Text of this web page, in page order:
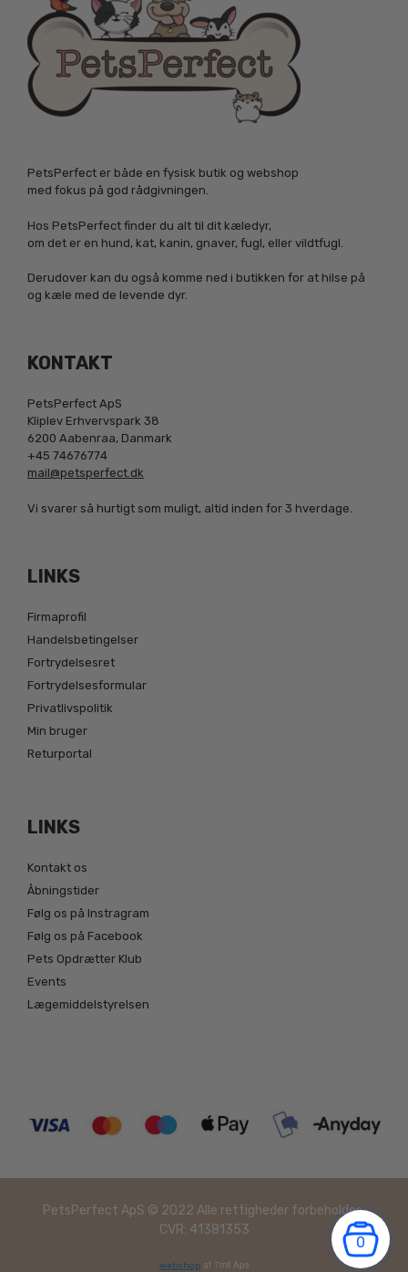
PetsPerfect er både en fysisk butik og webshop
med fokus på god rådgivningen.
Hos PetsPerfect finder du alt til dit kæledyr,
om det er en hund, kat, kanin, gnaver, fugl, eller vildtfugl.
Derudover kan du også komme ned i butikken for at hilse på
og kæle med de levende dyr.
KONTAKT
PetsPerfect ApS
Kliplev Erhvervspark 38
6200 Aabenraa, Danmark
+45 74676774
mail@petsperfect.dk
Vi svarer så hurtigt som muligt, altid inden for 3 hverdage.
LINKS
Firmaprofil
Handelsbetingelser
Fortrydelsesret
Fortrydelsesformular
Privatlivspolitik
Min bruger
Returportal
LINKS
Kontakt os
Åbningstider
Følg os på Instragram
Følg os på Facebook
Pets Opdrætter Klub
Events
Lægemiddelstyrelsen
PetsPerfect ApS © 2022 Alle rettigheder forbeholdes.
CVR: 41381353
webshopaf 7mil Aps
0